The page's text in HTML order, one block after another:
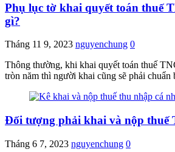
Phụ lục tờ khai quyết toán thuế
gì?
Tháng 11 9, 2023 nguyenchung 0
Thông thường, khi khai quyết toán thuế
tròn năm thì người khai cũng sẽ phải chuẩn
Đối tượng phải khai và nộp thuế
Tháng 6 7, 2023 nguyenchung 0